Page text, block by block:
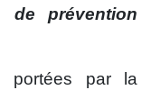
prévention
portées par la